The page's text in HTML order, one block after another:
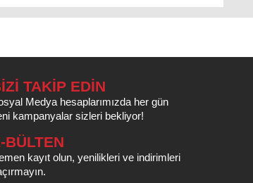
TAKİP EDİN
Medya hesaplarımızda her gün
kampanyalar sizleri bekliyor!
BÜLTEN
kayıt olun, yenilikleri ve indirimleri